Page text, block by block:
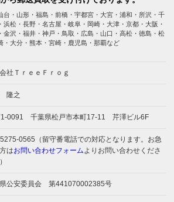
台・山形・福島・前橋・宇都宮・大宮・浦和・所沢・千
松・長野・名古屋・岐阜・岡崎・大津・京都・大阪・
金沢・福井・神戸・鳥取・広島・山口・高松・徳島・松
・大分・熊本・宮崎・鹿児島・那覇など
社ＴｒｅｅＦｒｏｇ
隆之
0091 千葉県松戸市本町17-11 芹澤ビル6F
0565（留守番電話での対応となります。お急
はお問い合わせフォームよりお問い合わせくださ
公安委員会 第441070002385号